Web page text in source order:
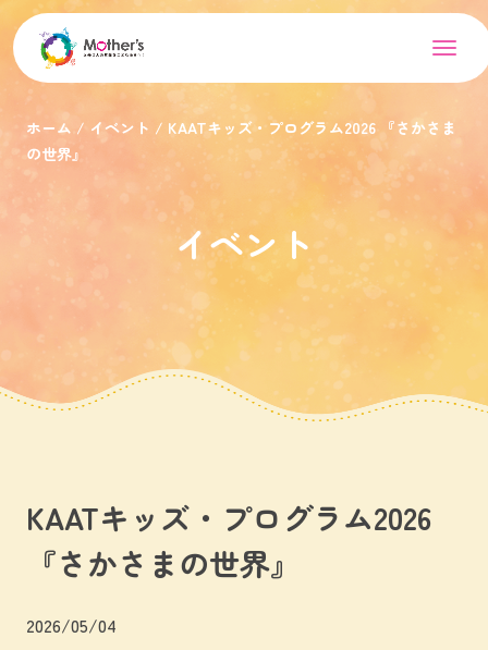
ホーム イベント
KAATキッズ・プログラム2026 『さかさま
の世界』
イベント
KAATキッズ・プログラム2026
『さかさまの世界』
2026/05/04